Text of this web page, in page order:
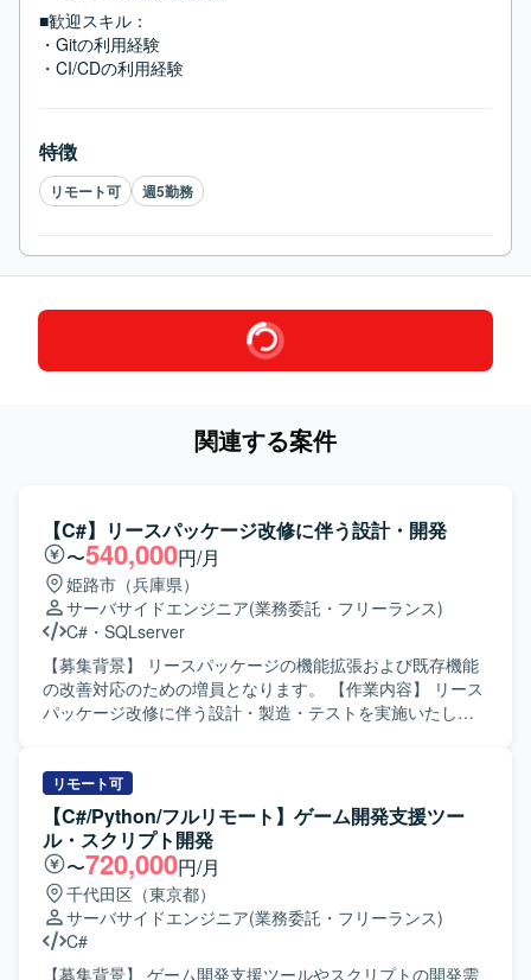
■歓迎スキル：
・Gitの利用経験
・CI/CDの利用経験
特徴
リモート可 週5勤務
関連する案件
【C#】リースパッケージ改修に伴う設計・開発
〜540,000円/月
姫路市（兵庫県）
サーバサイドエンジニア(業務委託・フリーランス)
C# ・ SQLserver
【募集背景】 リースパッケージの機能拡張および既存機能
の改善対応のための増員となります。 【作業内容】 リース
パッケージ改修に伴う設計・製造・テストを実施いたしま
仕様調整や課題対応など、関係者とのコミュニケーション
を伴う開発業務を担当していただきます。 【求める人物
像】 主体的に課題を発見し、能動的に行動できる方を求め
ております。 関係者と円滑にコミュニケーションを取りな
がら開発を進められる方を歓迎いたします。 【ポジション
の魅力】 業務パッケージの改修を通じて、アプリケーショ
ンとデータベース双方のスキルを磨くことができます。 仕
様調整や課題対応にも関わることで、上流工程の経験を積
むことができます。 【開発環境】 C# および SQLServer を
リモート可
【C#/Python/フルリモート】ゲーム開発支援ツー
ル・スクリプト開発
〜720,000円/月
千代田区（東京都）
サーバサイドエンジニア(業務委託・フリーランス)
C#
【募集背景】 ゲーム開発支援ツールやスクリプトの開発需